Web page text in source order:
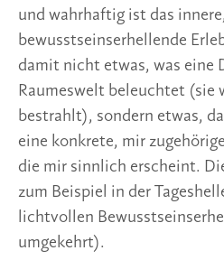
und wahrhaftig ist das innere,
bewusstseinserhellende
damit nicht etwas, was eine
Raumeswelt beleuchtet (sie
bestrahlt), sondern etwas,
eine konkrete, mir
die mir sinnlich erscheint.
zum Beispiel in der
lichtvollen
umgekehrt).